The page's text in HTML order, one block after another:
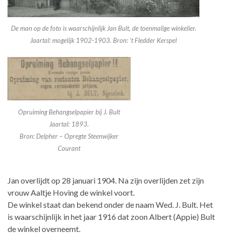
De man op de foto is waarschijnlijk Jan Bult, de toenmalige winkelier.
Jaartal: mogelijk 1902-1903. Bron: ’t Fledder Kerspel
Opruiming Behangselpapier bij J. Bult
Jaartal: 1893.
Bron: Delpher – Opregte Steenwijker
Courant
Jan overlijdt op 28 januari 1904. Na zijn overlijden zet zijn
vrouw Aaltje Hoving de winkel voort.
De winkel staat dan bekend onder de naam Wed. J. Bult. Het
is waarschijnlijk in het jaar 1916 dat zoon Albert (Appie) Bult
de winkel overneemt.